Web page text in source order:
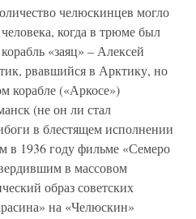
челюскинцев могло
когда в трюме был
«заяц» – Алексей
рвавшийся в Арктику, но
корабле («Аркосе»)
(не он ли стал
в блестящем исполнении
1936 году фильме «Семеро
в массовом
образ советских
на «Челюскин»